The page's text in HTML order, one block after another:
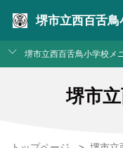
堺市立西百舌鳥
堺市立西百舌鳥小学校メ
堺市